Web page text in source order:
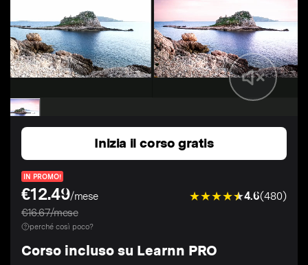
Inizia il corso gratis
IN PROMO!
€12.49/mese
€16.67/mese
4.6(480)
perché così poco?
Corso incluso su Learnn PRO